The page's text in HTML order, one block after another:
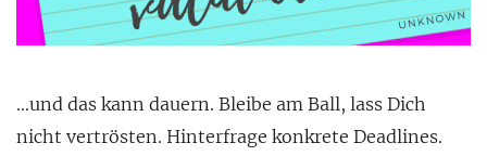
…und das kann dauern. Bleibe am Ball, lass Dich
nicht vertrösten. Hinterfrage konkrete Deadlines.